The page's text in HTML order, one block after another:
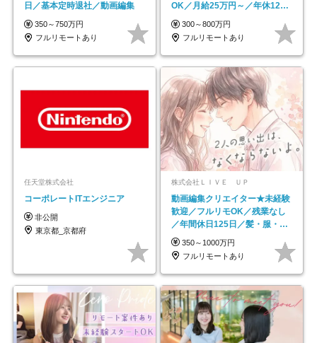
日／基本定時退社／動画編集
350～750万円
フルリモートあり
OK／月給25万円～／年休125
日以上
300～800万円
フルリモートあり
任天堂株式会社
コーポレートITエンジニア
非公開
東京都_京都府
株式会社ＬＩＶＥ ＵＰ
動画編集クリエイター★未経験
歓迎／フルリモOK／残業なし
／年間休日125日／髪・服・ネ
イル自由／研修充実で安心
350～1000万円
フルリモートあり